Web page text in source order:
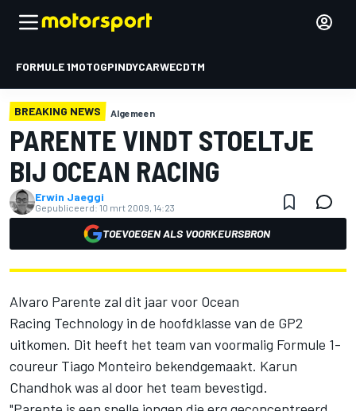
FORMULE 1MOTOGPINDYCARWECDTM
BREAKING NEWS Algemeen
PARENTE VINDT STOELTJE
BIJ OCEAN RACING
Erwin Jaeggi
Gepubliceerd: 10 mrt 2009, 14:23
TOEVOEGEN ALS VOORKEURSBRON
Alvaro Parente zal dit jaar voor Ocean
Racing Technology in de hoofdklasse van de GP2
uitkomen. Dit heeft het team van voormalig Formule 1-
coureur Tiago Monteiro bekendgemaakt. Karun
Chandhok was al door het team bevestigd.